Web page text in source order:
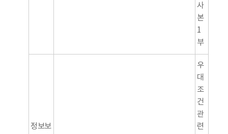
사
본
1
부
정보보
우
대
조
건
관
련